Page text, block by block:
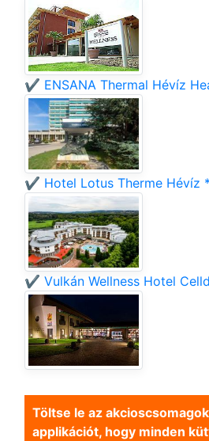
✔️ ENSANA Thermal Hévíz
✔️ Hotel Lotus Therme Hévíz
✔️ Vulkán Wellness Hotel
Töltse le az
applikációt, hogy minden